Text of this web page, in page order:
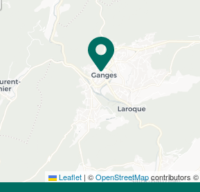
Leaflet | ©OpenStreetMapcontributors ©